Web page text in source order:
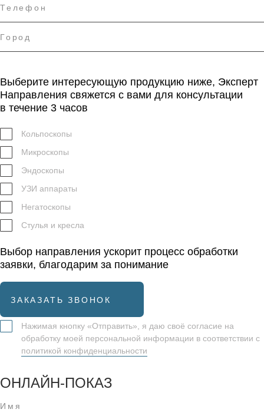
Выберите интересующую продукцию ниже, Эксперт
Направления свяжется с вами для консультации
в течение 3 часов
Кольпоскопы
Микроскопы
Эндоскопы
УЗИ аппараты
Негатоскопы
Стулья и кресла
Выбор направления ускорит процесс обработки
заявки, благодарим за понимание
ЗАКАЗАТЬ ЗВОНОК
Нажимая кнопку «Отправить», я даю своё согласие на
обработку моей персональной информации в соответствии с
политикой конфиденциальности
ОНЛАЙН-ПОКАЗ